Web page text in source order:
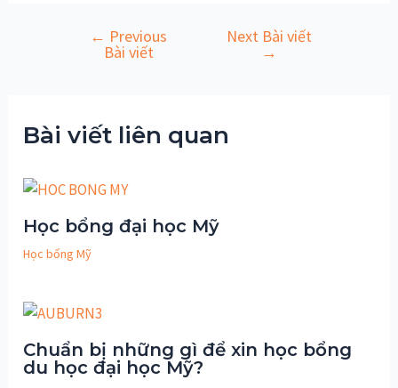
← Previous
Bài viết
Next Bài viết
→
Bài viết liên quan
Học bổng đại học Mỹ
Học bổng Mỹ
Chuẩn bị những gì để xin học bổng
du học đại học Mỹ?